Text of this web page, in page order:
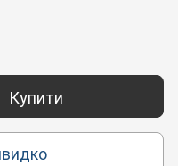
Купити